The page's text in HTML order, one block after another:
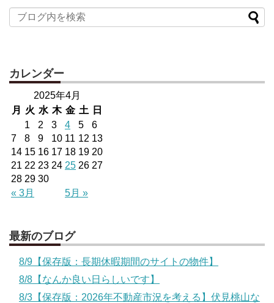
カレンダー
2025年4月
月
火 水 木 金 土 日
« 3月 5月 »
1 2 3 4 5
6
7
8 9 10 11 12 13
14 15 16 17 18 19 20
21 22 23 24 25 26 27
28 29 30
最新のブログ
8/9【保存版：長期休暇期間のサイトの物件】
8/8【なんか良い日らしいです】
8/3【保存版：2026年不動産市況を考える】伏見桃山な